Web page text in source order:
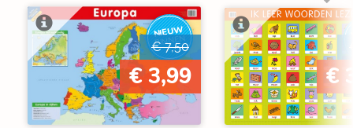
NIEUW
BINNEN
€ 7,50
€ 3,99 €